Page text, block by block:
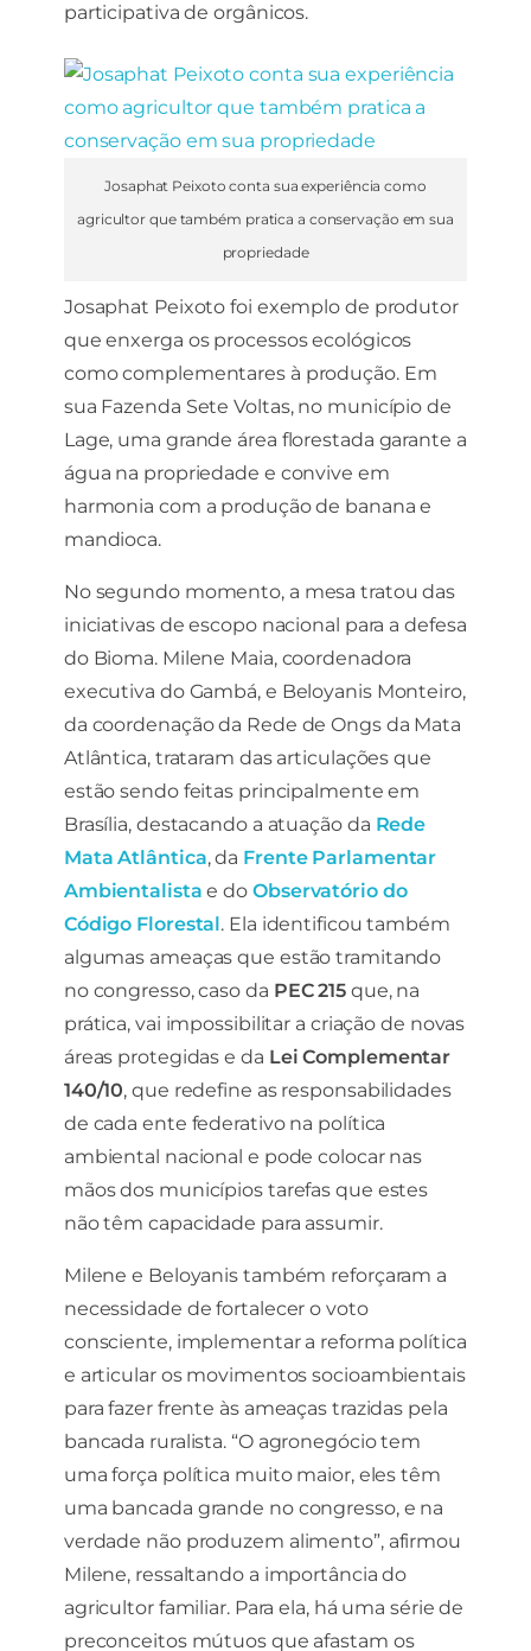
participativa de orgânicos.
Josaphat Peixoto conta sua experiência como
agricultor que também pratica a conservação em sua
propriedade
Josaphat Peixoto foi exemplo de produtor
que enxerga os processos ecológicos
como complementares à produção. Em
sua Fazenda Sete Voltas, no município de
Lage, uma grande área florestada garante a
água na propriedade e convive em
harmonia com a produção de banana e
mandioca.
No segundo momento, a mesa tratou das
iniciativas de escopo nacional para a defesa
do Bioma. Milene Maia, coordenadora
executiva do Gambá, e Beloyanis Monteiro,
da coordenação da Rede de Ongs da Mata
Atlântica, trataram das articulações que
estão sendo feitas principalmente em
Brasília, destacando a atuação da Rede
Mata Atlântica, da Frente Parlamentar
Ambientalista e do Observatório do
Código Florestal. Ela identificou também
algumas ameaças que estão tramitando
no congresso, caso da PEC 215 que, na
prática, vai impossibilitar a criação de novas
áreas protegidas e da Lei Complementar
140/10, que redefine as responsabilidades
de cada ente federativo na política
ambiental nacional e pode colocar nas
mãos dos municípios tarefas que estes
não têm capacidade para assumir.
Milene e Beloyanis também reforçaram a
necessidade de fortalecer o voto
consciente, implementar a reforma política
e articular os movimentos socioambientais
para fazer frente às ameaças trazidas pela
bancada ruralista. “O agronegócio tem
uma força política muito maior, eles têm
uma bancada grande no congresso, e na
verdade não produzem alimento”, afirmou
Milene, ressaltando a importância do
agricultor familiar. Para ela, há uma série de
preconceitos mútuos que afastam os